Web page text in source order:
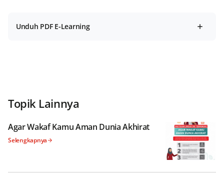
Unduh PDF E-Learning
Topik Lainnya
Agar Wakaf Kamu Aman Dunia Akhirat
Selengkapnya